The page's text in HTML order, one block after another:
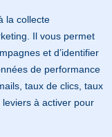
la collecte
Il vous permet
et d’identifier
de performance
taux de clics, taux
à activer pour